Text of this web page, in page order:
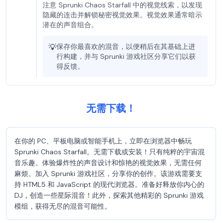
注意 Sprunki Chaos Starfall 中的视觉线索，以发现
隐藏的连击并解锁秘密视觉效果。视觉效果通常暗示
潜在的声音组合。
💡保存你最喜欢的混音，以便稍后在其基础上进
行构建，并与 Sprunki 游戏社区分享它们以获
得反馈。
无需下载！
在你的 PC、平板电脑或智能手机上，立即在浏览器中畅玩
Sprunki Chaos Starfall。无需下载或安装！只有纯粹的宇宙混
音乐趣。体验爆炸性的声音设计和惊艳的视觉效果，无需任何
麻烦。加入 Sprunki 游戏社区，分享你的创作。该游戏需要支
持 HTML5 和 JavaScript 的现代浏览器。准备好释放你内心的
DJ，创造一些星际混音！此外，探索其他精彩的 Sprunki 游戏
模组，获得无尽的混音可能性。